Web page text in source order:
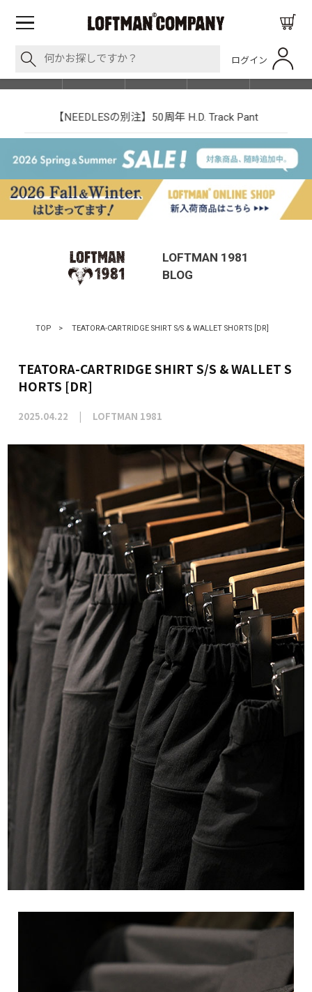
ログイン
SHOP LIST
【NEEDLESの別注】50周年 H.D. Track Pant
LOFTMAN 1981
BLOG
TOP > TEATORA-CARTRIDGE SHIRT S/S & WALLET SHORTS [DR]
TEATORA-CARTRIDGE SHIRT S/S & WALLET S
HORTS [DR]
2025.04.22 LOFTMAN 1981